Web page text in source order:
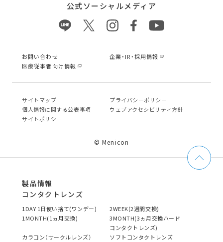
公式ソーシャルメディア
お問い合わせ
企業・IR・採用情報
医療従事者向け情報
サイトマップ
プライバシーポリシー
個⼈情報に関する公表事項
ウェブアクセシビリティ方針
サイトポリシー
© Menicon
製品情報
コンタクトレンズ
1DAY 1日使い捨て(ワンデー)
2WEEK(2週間交換)
1MONTH(1ヵ月交換)
3MONTH(3ヵ月交換ハード
コンタクトレンズ)
カラコン（サークルレンズ）
ソフトコンタクトレンズ